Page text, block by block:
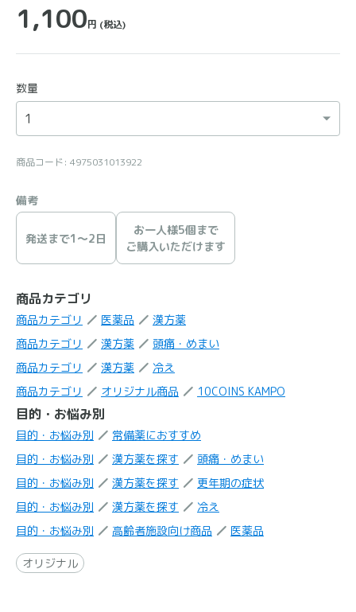
1,100円 (税込)
数量
商品コード: 4975031013922
備考
発送まで1〜2日
お一人様5個まで
ご購入いただけます
商品カテゴリ
商品カテゴリ 医薬品
漢方薬
商品カテゴリ
漢方薬
頭痛・めまい
商品カテゴリ
漢方薬
冷え
商品カテゴリ
オリジナル商品 10COINS KAMPO
目的・お悩み別
目的・お悩み別
常備薬におすすめ
目的・お悩み別
漢方薬を探す
頭痛・めまい
目的・お悩み別
漢方薬を探す
更年期の症状
目的・お悩み別
漢方薬を探す
冷え
目的・お悩み別
高齢者施設向け商品 医薬品
オリジナル